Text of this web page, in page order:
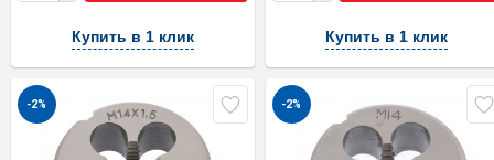
Купить в 1 клик Купить в 1 клик
-2% -2%